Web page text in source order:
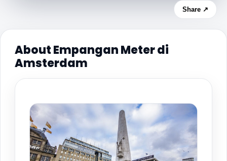
Share ↗
About Empangan Meter di
Amsterdam